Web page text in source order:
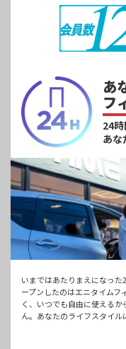
あ
フ
24時
あな
いまではあたりまえになっ
ープンしたのはエニタイムフ
く、いつでも自由に使える
ん。あなたのライフスタイル